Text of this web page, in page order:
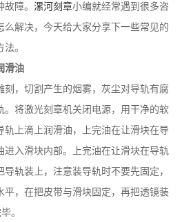
障。 漯河刻章小编就经常遇到很多咨
解决，今天给大家分享下一些常见的
。
滑油
刻，切割产生的烟雾，灰尘对导轨有腐
。将激光刻章机关闭电源，用干净的软
轨上滴上润滑油，上完油在让滑块在导
入滑块内部。上完油在让滑块在导轨
轨装上，注意装导轨时不要先固定，
平，在把皮带与滑块固定，再把透镜装
。